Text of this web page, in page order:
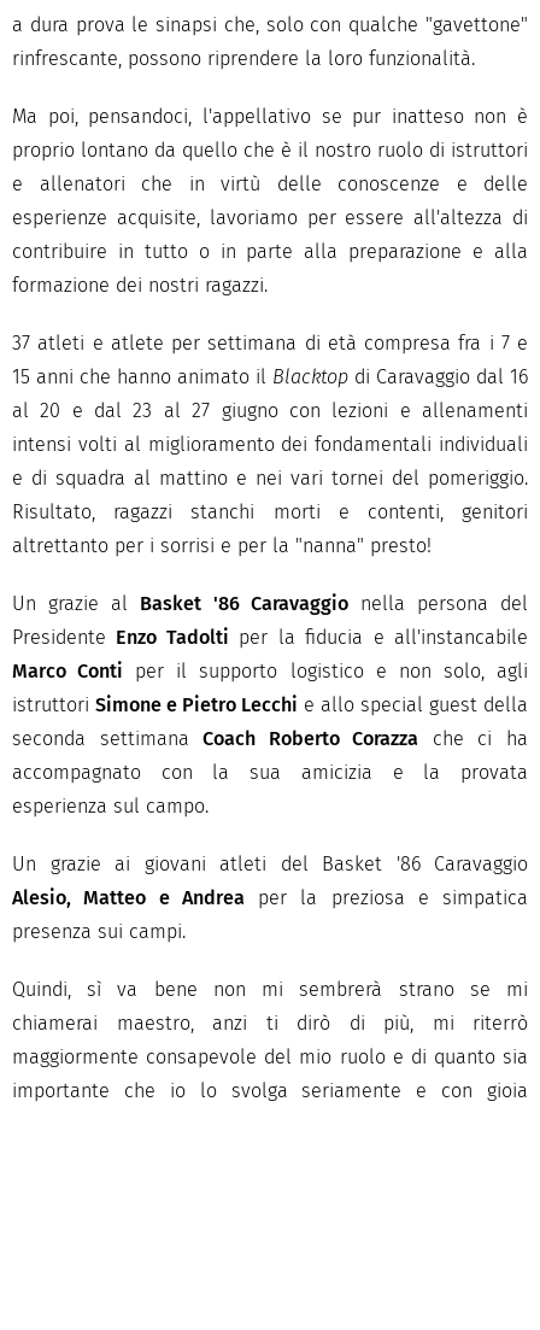
a dura prova le sinapsi che, solo con qualche "gavettone"
rinfrescante, possono riprendere la loro funzionalità.
Ma poi, pensandoci, l'appellativo se pur inatteso non è
proprio lontano da quello che è il nostro ruolo di istruttori
e allenatori che in virtù delle conoscenze e delle
esperienze acquisite, lavoriamo per essere all'altezza di
contribuire in tutto o in parte alla preparazione e alla
formazione dei nostri ragazzi.
37 atleti e atlete per settimana di età compresa fra i 7 e
15 anni che hanno animato il Blacktop di Caravaggio dal 16
al 20 e dal 23 al 27 giugno con lezioni e allenamenti
intensi volti al miglioramento dei fondamentali individuali
e di squadra al mattino e nei vari tornei del pomeriggio.
Risultato, ragazzi stanchi morti e contenti, genitori
altrettanto per i sorrisi e per la "nanna" presto!
Un grazie al Basket '86 Caravaggionella persona del
Presidente Enzo Tadolti per la fiducia e all'instancabile
Marco Conti per il supporto logistico e non solo, agli
istruttori Simone e Pietro Lecchi e allo special guest della
seconda settimanaCoach Roberto Corazza che ci ha
accompagnato con la sua amicizia e la provata
esperienza sul campo.
Un grazie ai giovani atleti del Basket '86 Caravaggio
Alesio, Matteo e Andrea per la preziosa e simpatica
presenza sui campi.
Quindi, sì va bene non mi sembrerà strano se mi
chiamerai maestro, anzi ti dirò di più, mi riterrò
maggiormente consapevole del mio ruolo e di quanto sia
importante che io lo svolga seriamente e con gioia